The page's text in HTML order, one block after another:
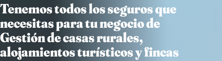
Tenemos todos los seguros que
necesitas para tu negocio de
Gestión de casas rurales,
alojamientos turísticos y fincas